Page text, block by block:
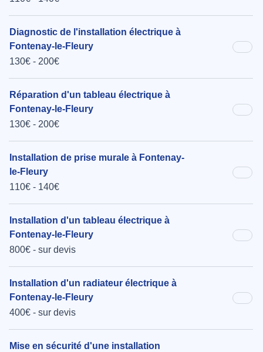
Diagnostic de l'installation électrique à
Fontenay-le-Fleury
130€ - 200€
Réparation d'un tableau électrique à
Fontenay-le-Fleury
130€ - 200€
Installation de prise murale à Fontenay-
le-Fleury
110€ - 140€
Installation d'un tableau électrique à
Fontenay-le-Fleury
800€ - sur devis
Installation d'un radiateur électrique à
Fontenay-le-Fleury
400€ - sur devis
Mise en sécurité d'une installation